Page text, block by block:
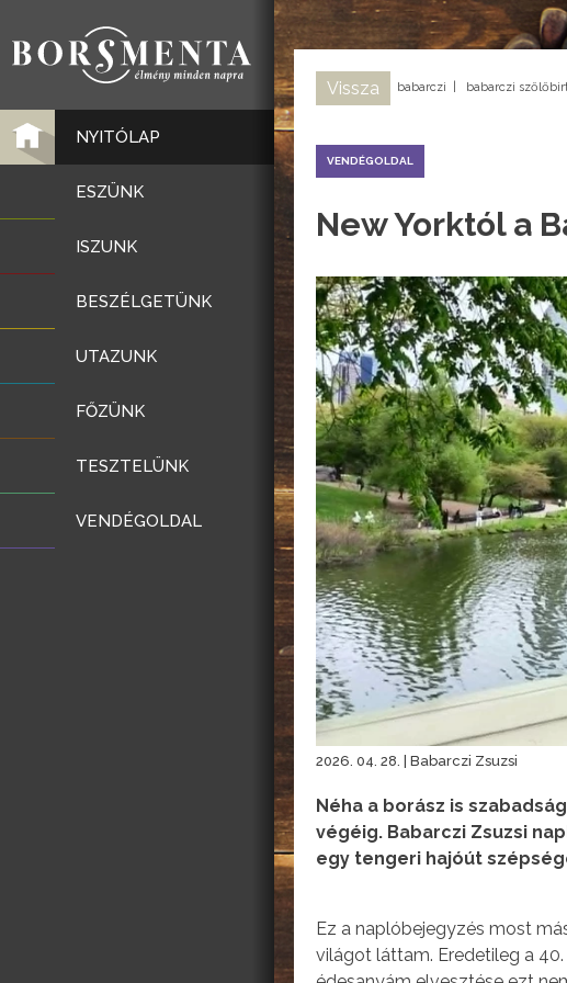
NYITÓLAP
ESZÜNK
ISZUNK
BESZÉLGETÜNK
UTAZUNK
FŐZÜNK
TESZTELÜNK
VENDÉGOLDAL
Vissza babarczi babarczi
VENDÉGOLDAL
New Yorktól a
2026. 04. 28. | Babarczi Zsuzsi
Néha a borász is
végéig. Babarczi Zsuzsi
egy tengeri hajóút
Ez a naplóbejegyzés most
világot láttam. Eredetileg a